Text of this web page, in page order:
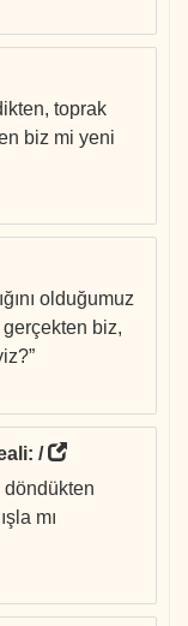
toprak
biz mi yeni
olduğumuz
biz,
: /
döndükten
mı